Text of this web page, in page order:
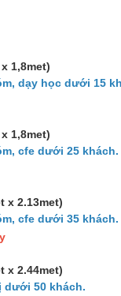
1,8met)
dạy học dưới 15
1,8met)
cfe dưới 25 khách.
x 2.13met)
cfe dưới 35 khách.
x 2.44met)
50 khách.